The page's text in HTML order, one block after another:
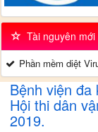
Tài nguyên mới
Phần mềm diệt
Bệnh viện
Hội thi dân
2019.